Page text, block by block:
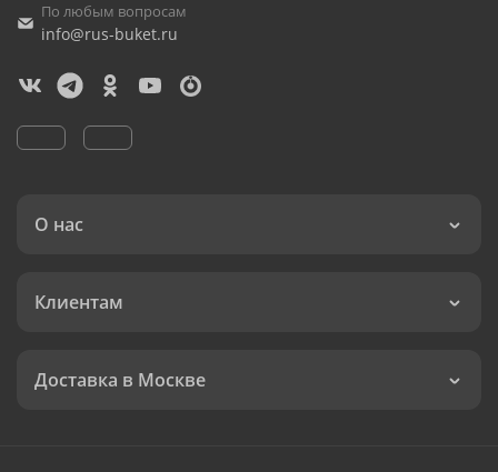
По любым вопросам
info@rus-buket.ru
О нас
Клиентам
Доставка в Москве